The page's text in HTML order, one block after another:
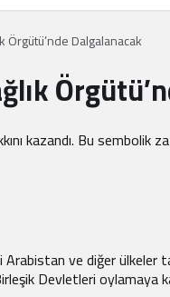
Örgütü’nde Dalgalanacak
kazandı. Bu
Arabistan ve diğer
Devletleri oylamaya